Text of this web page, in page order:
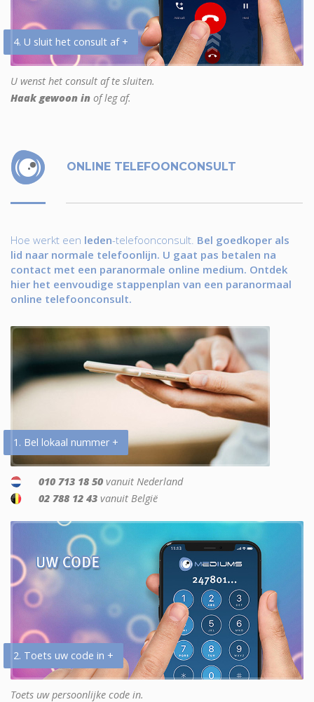
4. U sluit het consult af +
U wenst het consult af te sluiten.
Haak gewoon in of leg af.
ONLINE TELEFOONCONSULT
Hoe werkt een leden-telefoonconsult. Bel goedkoper als
lid naar normale telefoonlijn. U gaat pas betalen na
contact met een paranormale online medium. Ontdek
hier het eenvoudige stappenplan van een paranormaal
online telefoonconsult.
1. Bel lokaal nummer +
010 713 18 50 vanuit Nederland
02 788 12 43 vanuit België
2. Toets uw code in +
Toets uw persoonlijke code in.